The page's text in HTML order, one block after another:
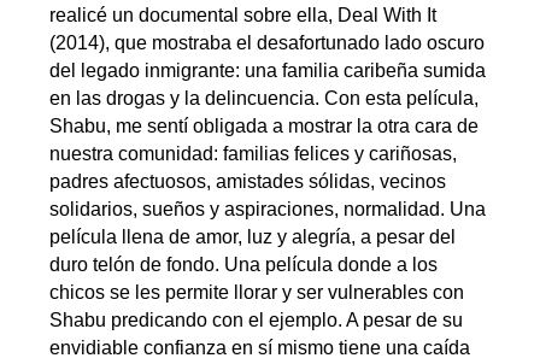
realicé un documental sobre ella, Deal With It
(2014), que mostraba el desafortunado lado oscuro
del legado inmigrante: una familia caribeña sumida
en las drogas y la delincuencia. Con esta película,
Shabu, me sentí obligada a mostrar la otra cara de
nuestra comunidad: familias felices y cariñosas,
padres afectuosos, amistades sólidas, vecinos
solidarios, sueños y aspiraciones, normalidad. Una
película llena de amor, luz y alegría, a pesar del
duro telón de fondo. Una película donde a los
chicos se les permite llorar y ser vulnerables con
Shabu predicando con el ejemplo. A pesar de su
envidiable confianza en sí mismo tiene una caída